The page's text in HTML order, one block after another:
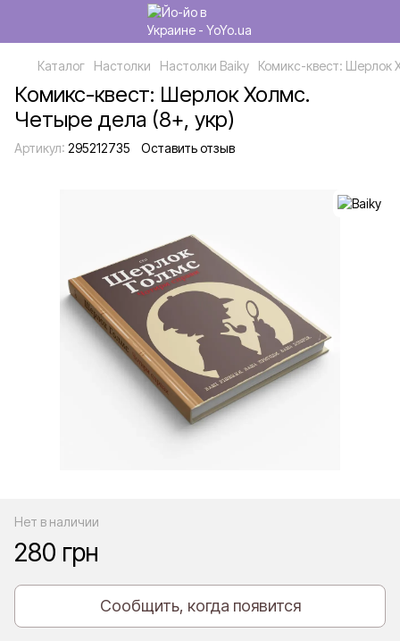
Каталог Настолки Настолки Baiky Комикс-квест: Шерлок
Комикс-квест: Шерлок Холмс.
Четыре дела (8+, укр)
Артикул: 295212735 Оставить отзыв
Нет в наличии
280 грн
Сообщить, когда появится